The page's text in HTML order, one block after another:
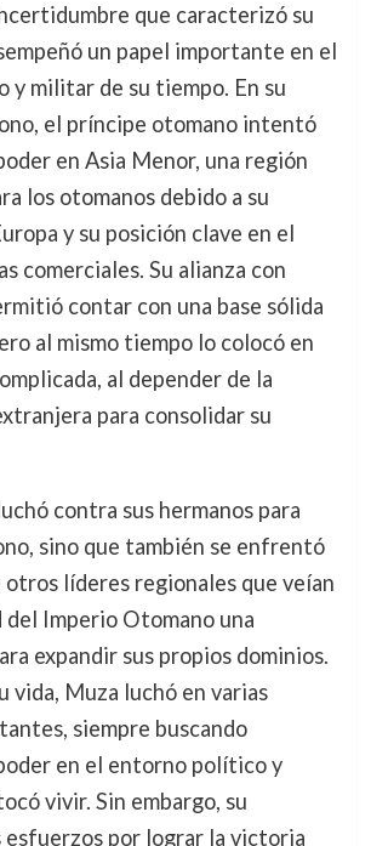
que caracterizó su
un papel importante en el
y militar de su tiempo. En su
el príncipe otomano intentó
en Asia Menor, una región
los otomanos debido a su
y su posición clave en el
comerciales. Su alianza con
contar con una base sólida
al mismo tiempo lo colocó en
al depender de la
para consolidar su
contra sus hermanos para
sino que también se enfrentó
otros líderes regionales que veían
del Imperio Otomano una
expandir sus propios dominios.
vida, Muza luchó en varias
siempre buscando
en el entorno político y
vivir. Sin embargo, su
esfuerzos por lograr la victoria